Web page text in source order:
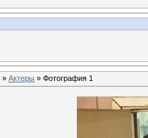
» Актеры » Фотография 1